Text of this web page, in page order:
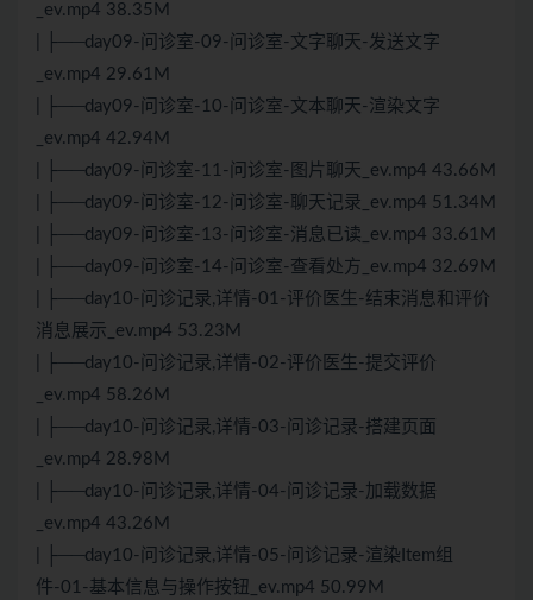
_ev.mp4 38.35M
| ├──day09-问诊室-09-问诊室-文字聊天-发送文字
_ev.mp4 29.61M
| ├──day09-问诊室-10-问诊室-文本聊天-渲染文字
_ev.mp4 42.94M
| ├──day09-问诊室-11-问诊室-图片聊天_ev.mp4 43.66M
| ├──day09-问诊室-12-问诊室-聊天记录_ev.mp4 51.34M
| ├──day09-问诊室-13-问诊室-消息已读_ev.mp4 33.61M
| ├──day09-问诊室-14-问诊室-查看处方_ev.mp4 32.69M
| ├──day10-问诊记录,详情-01-评价医生-结束消息和评价
消息展示_ev.mp4 53.23M
| ├──day10-问诊记录,详情-02-评价医生-提交评价
_ev.mp4 58.26M
| ├──day10-问诊记录,详情-03-问诊记录-搭建页面
_ev.mp4 28.98M
| ├──day10-问诊记录,详情-04-问诊记录-加载数据
_ev.mp4 43.26M
| ├──day10-问诊记录,详情-05-问诊记录-渲染Item组
件-01-基本信息与操作按钮_ev.mp4 50.99M